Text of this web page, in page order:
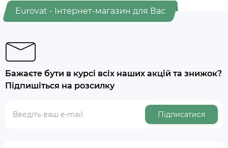
Eurovat - Інтернет-магазин для Вас
Бажаєте бути в курсі всіх наших акцій та знижок?
Підпишіться на розсилку
Підписатися